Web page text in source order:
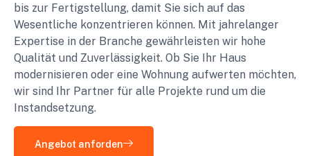
bis zur Fertigstellung, damit Sie sich auf das
Wesentliche konzentrieren können. Mit jahrelanger
Expertise in der Branche gewährleisten wir hohe
Qualität und Zuverlässigkeit. Ob Sie Ihr Haus
modernisieren oder eine Wohnung aufwerten möchten,
wir sind Ihr Partner für alle Projekte rund um die
Instandsetzung.
Angebot anforden